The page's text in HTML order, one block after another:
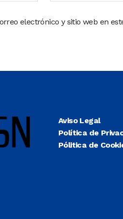
electrónico y sitio web en
Aviso Legal
Política de
Pólitica de